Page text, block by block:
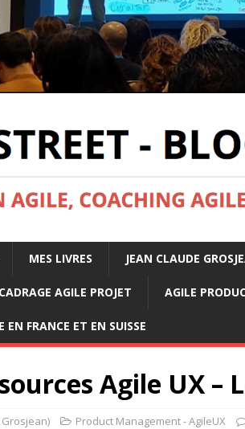
MES LIVRES JEAN CLAUDE
CADRAGE AGILE PROJET AGILE
EN FRANCE ET EN SUISSE
Agile UX –
Product Management - AgileUX